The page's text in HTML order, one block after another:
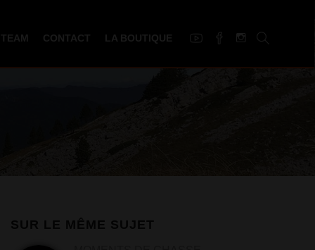
CONTACT LA BOUTIQUE